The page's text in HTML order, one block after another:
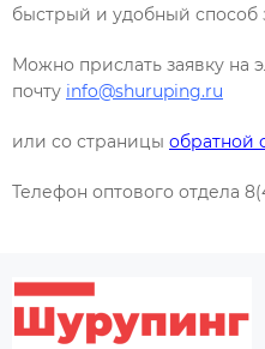
быстрый и удобный способ
Можно прислать заявку на
почту info@shuruping.ru
или со страницы обратной
Телефон оптового отдела